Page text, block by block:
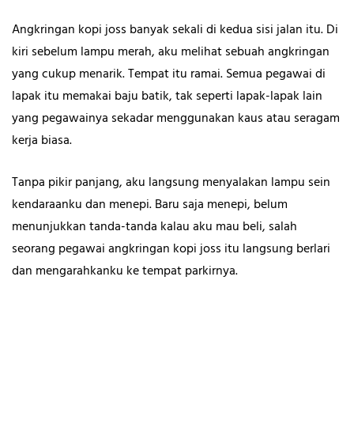
Angkringan kopi joss banyak sekali di kedua sisi jalan itu. Di
kiri sebelum lampu merah, aku melihat sebuah angkringan
yang cukup menarik. Tempat itu ramai. Semua pegawai di
lapak itu memakai baju batik, tak seperti lapak-lapak lain
yang pegawainya sekadar menggunakan kaus atau seragam
kerja biasa.
Tanpa pikir panjang, aku langsung menyalakan lampu sein
kendaraanku dan menepi. Baru saja menepi, belum
menunjukkan tanda-tanda kalau aku mau beli, salah
seorang pegawai angkringan kopi joss itu langsung berlari
dan mengarahkanku ke tempat parkirnya.